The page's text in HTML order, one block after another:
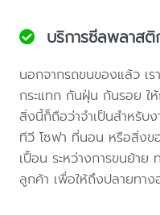
บริการซีลพลาสติ
นอกจากรถขนของแล้ว เ
กระแทก กันฝุ่น กันรอย ใ
สิ่งนี้ก็ถือว่าจำเป็นสำหรับ
ทีวี โซฟา ที่นอน หรือสิ่งข
เปื้อน ระหว่างการขนย้าย
ลูกค้า เพื่อให้ถึงปลายทา